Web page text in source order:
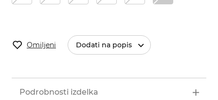
Omiljeni Dodati na popis
Podrobnosti izdelka